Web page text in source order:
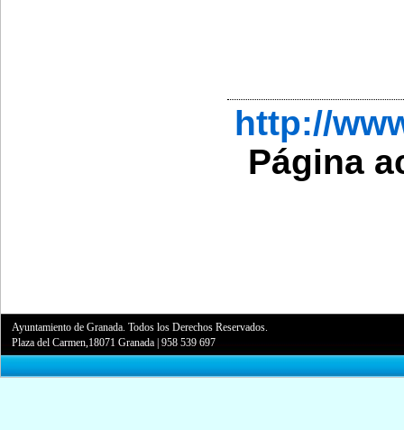
http://
Página
Ayuntamiento de Granada. Todos los Derechos Reservados.
Plaza del Carmen,18071 Granada |958 539 697